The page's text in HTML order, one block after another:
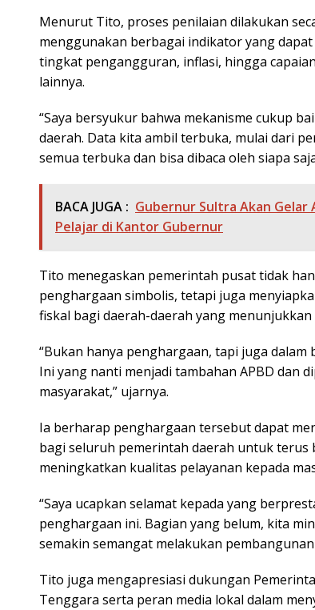
Menurut Tito, proses penilaian dilakukan
menggunakan berbagai indikator yang
tingkat pengangguran, inflasi, hingga
lainnya.
“Saya bersyukur bahwa mekanisme cukup
daerah. Data kita ambil terbuka, mulai dari
semua terbuka dan bisa dibaca oleh siapa
BACA JUGA : Gubernur Sultra Akan Gelar
Pelajar di Kantor Gubernur
Tito menegaskan pemerintah pusat tidak
penghargaan simbolis, tetapi juga
fiskal bagi daerah-daerah yang
“Bukan hanya penghargaan, tapi juga dalam
Ini yang nanti menjadi tambahan APBD dan
masyarakat,” ujarnya.
Ia berharap penghargaan tersebut dapat
bagi seluruh pemerintah daerah untuk terus
meningkatkan kualitas pelayanan kepada
“Saya ucapkan selamat kepada yang
penghargaan ini. Bagian yang belum, kita
semakin semangat melakukan
Tito juga mengapresiasi dukungan
Tenggara serta peran media lokal dalam